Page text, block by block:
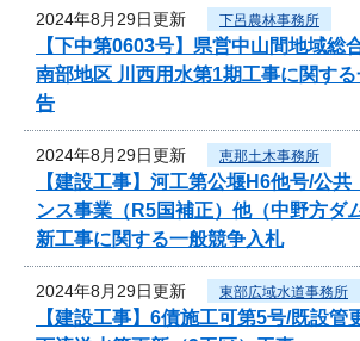
2024年8月29日更新 下呂農林事務所
【下中第0603号】県営中山間地域
南部地区 川西用水第1期工事に関す
告
2024年8月29日更新 恵那土木事務所
【建設工事】河工第公堰H6他号/公
ンス事業（R5国補正）他（中野方ダ
新工事に関する一般競争入札
2024年8月29日更新 東部広域水道事務所
【建設工事】6債施工可第5号/既設